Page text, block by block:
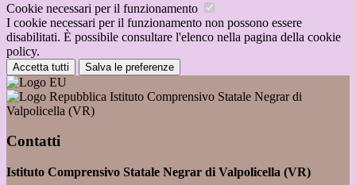
Cookie necessari per il funzionamento
I cookie necessari per il funzionamento non possono essere
disabilitati. È possibile consultare l'elenco nella pagina della cookie
policy.
Accetta tutti Salva le preferenze
Istituto Comprensivo Statale Negrar di
Valpolicella (VR)
Contatti
Istituto Comprensivo Statale Negrar di Valpolicella (VR)